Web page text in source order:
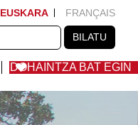
EUSKARA FRANÇAIS
BILATU
DOHAINTZA BAT EGIN